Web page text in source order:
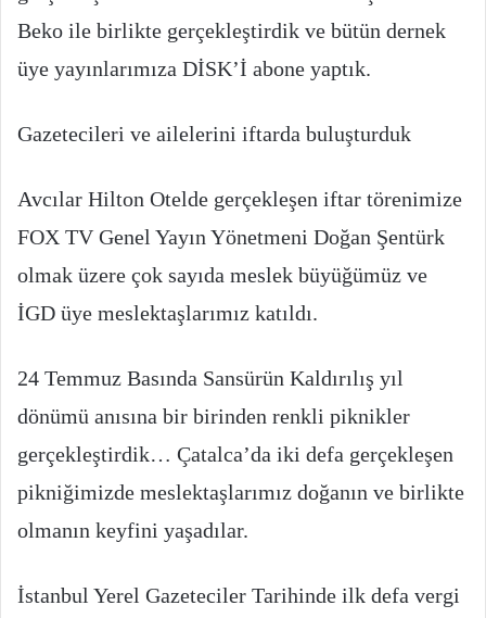
Beko ile birlikte gerçekleştirdik ve bütün dernek
üye yayınlarımıza DİSK’İ abone yaptık.
Gazetecileri ve ailelerini iftarda buluşturduk
Avcılar Hilton Otelde gerçekleşen iftar törenimize
FOX TV Genel Yayın Yönetmeni Doğan Şentürk
olmak üzere çok sayıda meslek büyüğümüz ve
İGD üye meslektaşlarımız katıldı.
24 Temmuz Basında Sansürün Kaldırılış yıl
dönümü anısına bir birinden renkli piknikler
gerçekleştirdik… Çatalca’da iki defa gerçekleşen
pikniğimizde meslektaşlarımız doğanın ve birlikte
olmanın keyfini yaşadılar.
İstanbul Yerel Gazeteciler Tarihinde ilk defa vergi